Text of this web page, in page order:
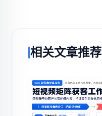
相关文章推荐